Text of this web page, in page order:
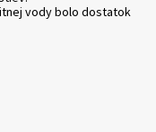
vody bolo dostatok